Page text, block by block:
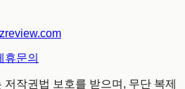
휴문의
작권법 보호를 받으며, 무단 복제